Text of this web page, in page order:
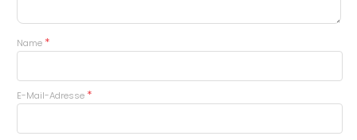
Name *
E-Mail-Adresse *